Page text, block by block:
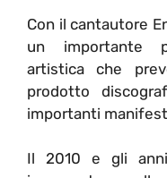
Con il cantautore
un importante
artistica che
prodotto
importanti
Il 2010 e gli